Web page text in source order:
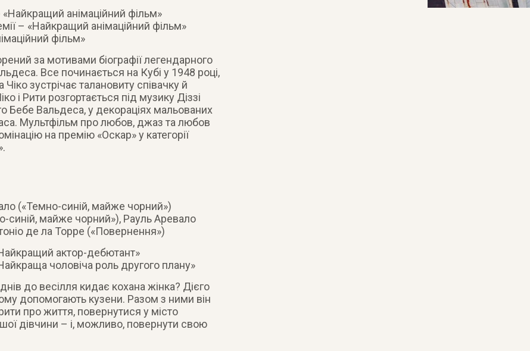
анімаційний фільм»
– «Найкращий анімаційний фільм»
фільм»
за мотивами біографії легендарного
Все починається на Кубі у 1948 році,
Чіко зустрічає талановиту співачку й
і Рити розгортається під музику Діззі
Бебе Вальдеса, у декораціях мальованих
Мультфільм про любов, джаз та любов
на премію «Оскар» у категорії
(«Темно-синій, майже чорний»)
синій, майже чорний»), Рауль Аревало
де ла Торре («Повернення»)
актор-дебютант»
чоловіча роль другого плану»
до весілля кидає кохана жінка? Дієго
допомогають кузени. Разом з ними він
про життя, повернутися у місто
дівчини – і, можливо, повернути свою